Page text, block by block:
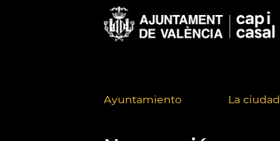
Ayuntamiento La ciudad